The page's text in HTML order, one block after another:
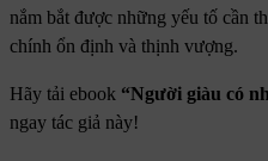
nắm bắt được những yếu tố cần
chính ổn định và thịnh vượng.
Hãy tải ebook “Người giàu có
ngay tác giả này!